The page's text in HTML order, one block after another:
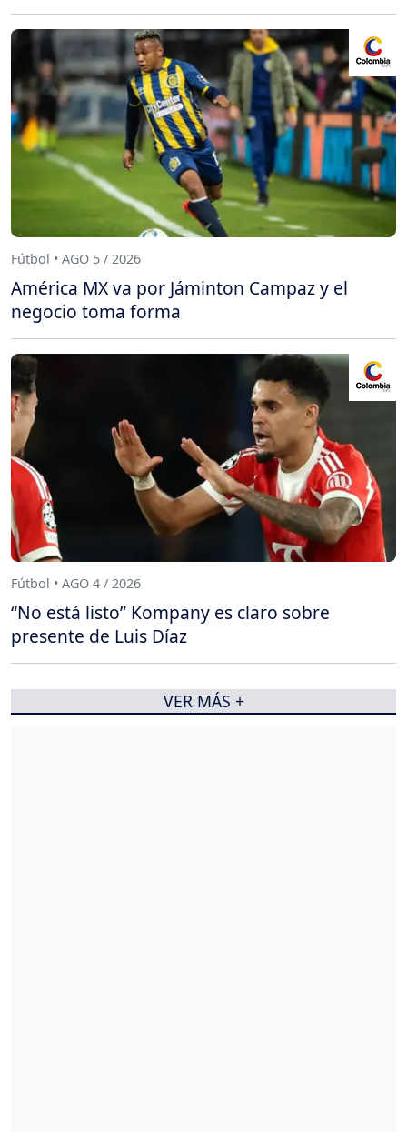
Fútbol • AGO 5 / 2026
América MX va por Jáminton Campaz y el
negocio toma forma
Fútbol • AGO 4 / 2026
“No está listo” Kompany es claro sobre
presente de Luis Díaz
VER MÁS +